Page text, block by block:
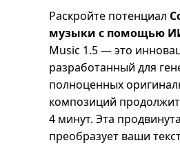
Раскройте потенциал
музыки с помощью
Music 1.5 — это
разработанный для
полноценных
композиций
4 минут. Эта
преобразует ваши